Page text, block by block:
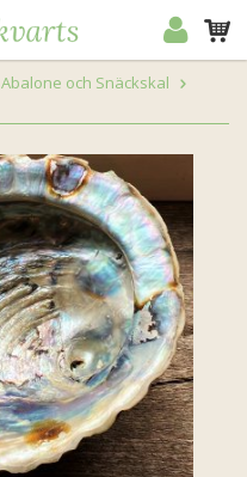
Abalone och Snäckskal